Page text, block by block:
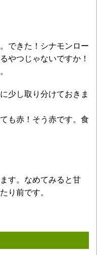
できた！シナモンロー
やつじゃないですか！
少し取り分けておきま
も赤！そう赤です。食
す。なめてみると甘
り前です。